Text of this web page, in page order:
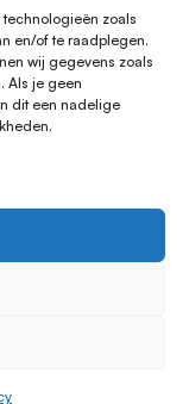
zoals
en/of te raadplegen.
wij gegevens zoals
Als je geen
dit een nadelige